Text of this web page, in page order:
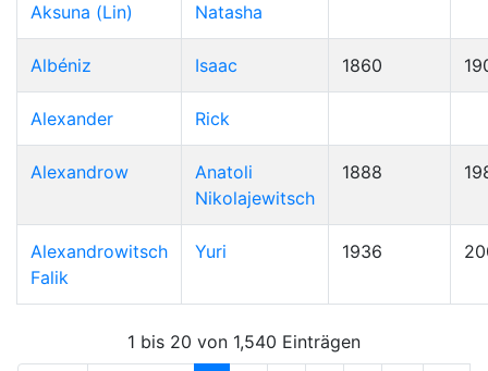
Aksuna (Lin) Natasha
Albéniz Isaac 1860
Alexander Rick
Alexandrow
Anatoli
Nikolajewitsch
1888
Alexandrowitsch
Falik
Yuri 1936
1 bis 20 von 1,540 Einträgen